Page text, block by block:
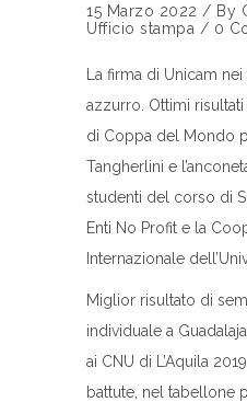
15 Marzo 2022 / By
Ufficio stampa / 0
La firma di Unicam
azzurro. Ottimi
di Coppa del Mondo
Tangherlini e
studenti del corso di
Enti No Profit e la
Internazionale
Miglior risultato di
individuale a
ai CNU di L’Aquila
battute, nel tabellone